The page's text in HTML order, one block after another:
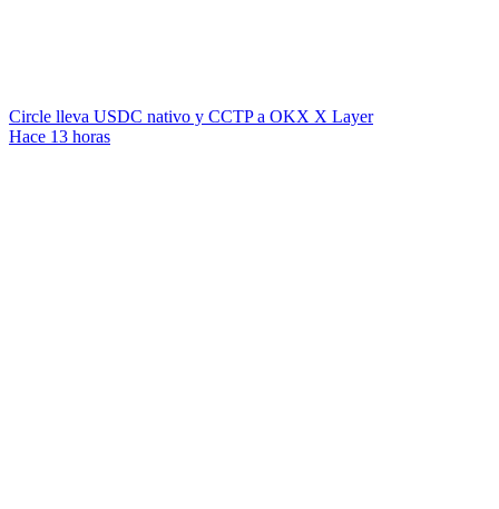
Circle lleva USDC nativo y CCTP a OKX X Layer
Hace 13 horas